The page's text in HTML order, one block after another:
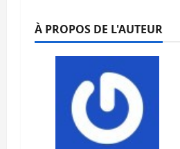
À PROPOS DE L'AUTEUR